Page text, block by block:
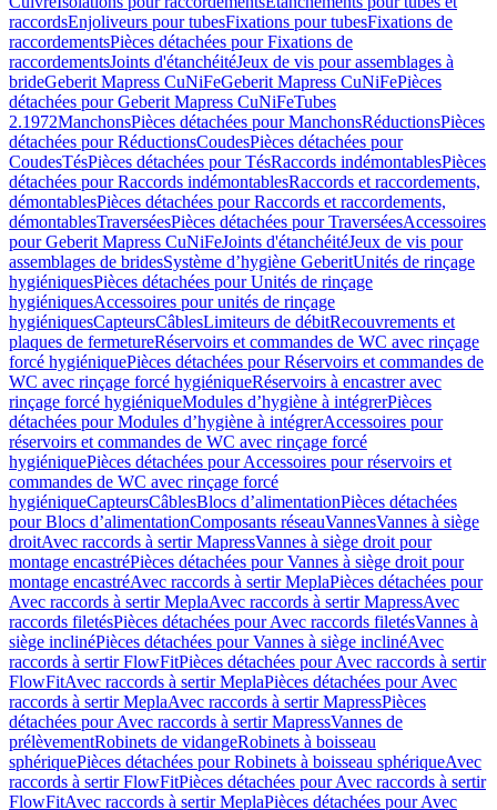
raccordsEnjoliveurs pour tubesFixations pour tubesFixations de
raccordementsPièces détachées pour Fixations de
raccordementsJoints d'étanchéitéJeux de vis pour assemblages à
brideGeberit Mapress CuNiFeGeberit Mapress CuNiFePièces
détachées pour Geberit Mapress CuNiFeTubes
2.1972ManchonsPièces détachées pour ManchonsRéductionsPièces
détachées pour RéductionsCoudesPièces détachées pour
CoudesTésPièces détachées pour TésRaccords indémontablesPièces
détachées pour Raccords indémontablesRaccords et raccordements,
démontablesPièces détachées pour Raccords et raccordements,
démontablesTraverséesPièces détachées pour TraverséesAccessoires
pour Geberit Mapress CuNiFeJoints d'étanchéitéJeux de vis pour
assemblages de bridesSystème d’hygiène GeberitUnités de rinçage
hygiéniquesPièces détachées pour Unités de rinçage
hygiéniquesAccessoires pour unités de rinçage
hygiéniquesCapteursCâblesLimiteurs de débitRecouvrements et
plaques de fermetureRéservoirs et commandes de WC avec rinçage
forcé hygiéniquePièces détachées pour Réservoirs et commandes de
WC avec rinçage forcé hygiéniqueRéservoirs à encastrer avec
rinçage forcé hygiéniqueModules d’hygiène à intégrerPièces
détachées pour Modules d’hygiène à intégrerAccessoires pour
réservoirs et commandes de WC avec rinçage forcé
hygiéniquePièces détachées pour Accessoires pour réservoirs et
commandes de WC avec rinçage forcé
hygiéniqueCapteursCâblesBlocs d’alimentationPièces détachées
pour Blocs d’alimentationComposants réseauVannesVannes à siège
droitAvec raccords à sertir MapressVannes à siège droit pour
montage encastréPièces détachées pour Vannes à siège droit pour
montage encastréAvec raccords à sertir MeplaPièces détachées pour
Avec raccords à sertir MeplaAvec raccords à sertir MapressAvec
raccords filetésPièces détachées pour Avec raccords filetésVannes à
siège inclinéPièces détachées pour Vannes à siège inclinéAvec
raccords à sertir FlowFitPièces détachées pour Avec raccords à sertir
FlowFitAvec raccords à sertir MeplaPièces détachées pour Avec
raccords à sertir MeplaAvec raccords à sertir MapressPièces
détachées pour Avec raccords à sertir MapressVannes de
prélèvementRobinets de vidangeRobinets à boisseau
sphériquePièces détachées pour Robinets à boisseau sphériqueAvec
raccords à sertir FlowFitPièces détachées pour Avec raccords à sertir
FlowFitAvec raccords à sertir MeplaPièces détachées pour Avec